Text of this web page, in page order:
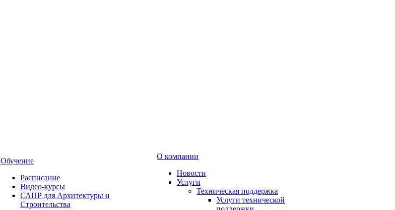
Обучение
Расписание
Видео-курсы
САПР для Архитектуры и
Строительства
О компании
Новости
Услуги
Техническая поддержка
Услуги технической